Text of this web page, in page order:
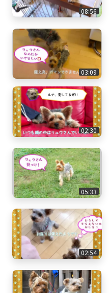
08:56
03:09
02:30
05:33
02:54